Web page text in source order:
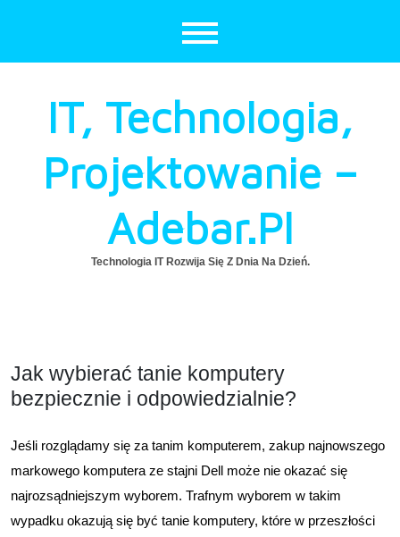
IT, Technologia,
Projektowanie –
Adebar.pl
Technologia IT Rozwija Się Z Dnia Na Dzień.
Jak wybierać tanie komputery
bezpiecznie i odpowiedzialnie?
Jeśli rozglądamy się za tanim komputerem, zakup najnowszego
markowego komputera ze stajni Dell może nie okazać się
najrozsądniejszym wyborem. Trafnym wyborem w takim
wypadku okazują się być tanie komputery, które w przeszłości